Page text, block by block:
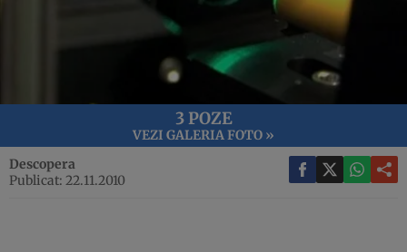
3 POZE
VEZI GALERIA FOTO »
Descopera
Publicat: 22.11.2010